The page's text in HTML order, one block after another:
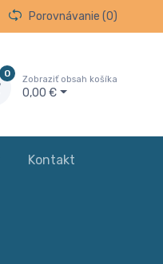
Porovnávanie (0)
0
Zobraziť obsah košíka
0,00 €
Kontakt